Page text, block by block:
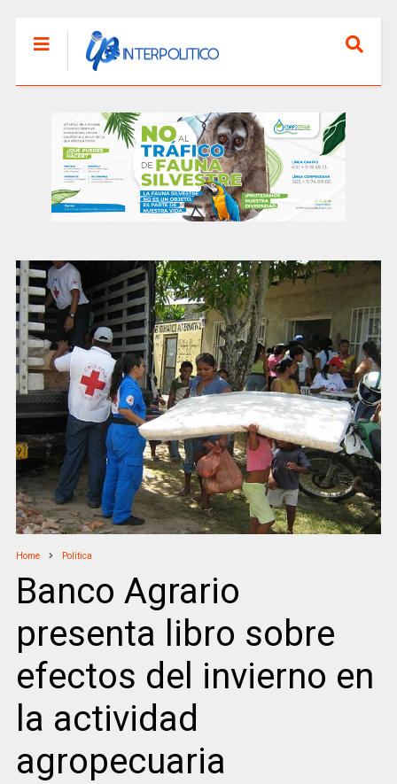
Home Politica
Banco Agrario
presenta libro sobre
efectos del invierno en
la actividad
agropecuaria